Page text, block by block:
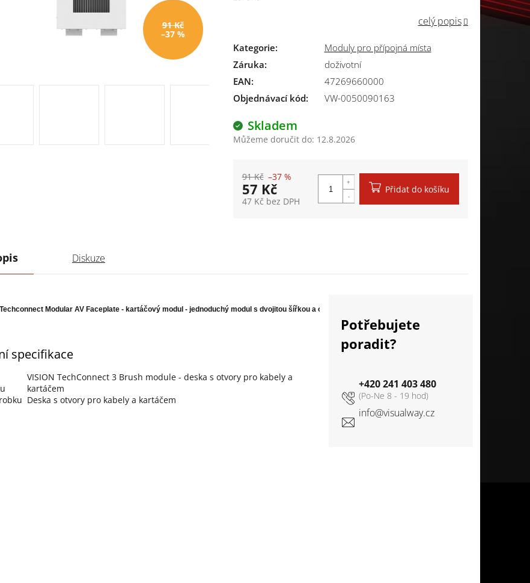
91 Kč
–37 %
Skladem
Můžeme doručit do: 12.8.2026
celý popis
Kategorie:
Moduly pro přípojná místa
Záruka:
doživotní
EAN:
47269660000
Objednávací kód:
VW-0050090163
91 Kč –37 %
57 Kč
47 Kč bez DPH
Přidat do košíku
Diskuze
Modular AV Faceplate - kartáčový modul - jednoduchý modul s dvojitou šířkou a otvorem provytažení kabelů - kryt kartáčů 42 x 22 mm / 1,7
specifikace
VISION TechConnect 3 Brush module - deska s otvory pro kabely a
kartáčem
Deska s otvory pro kabely a kartáčem
Potřebujete
poradit?
info@visualway.cz
+420 241 403 480